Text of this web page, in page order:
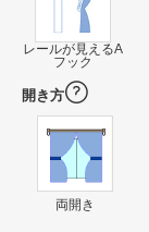
レールが見えるA
フック
開き方
両開き